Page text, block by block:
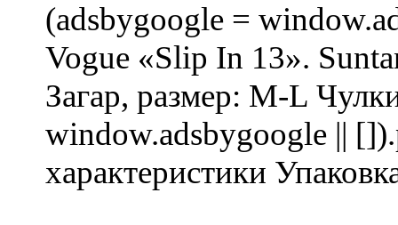
(adsbygoogle =
Vogue «Slip In 13».
Загар, размер: M-L
window.adsbygoogle ||
характеристики